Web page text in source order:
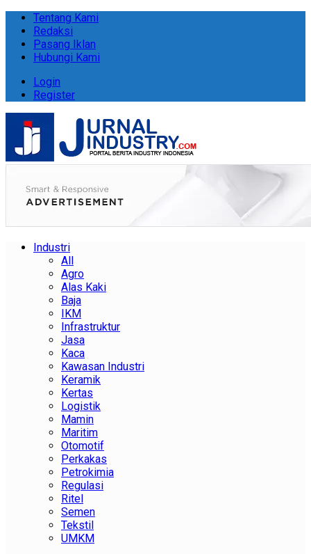
Tentang Kami
Redaksi
Pasang Iklan
Hubungi Kami
Login
Register
Industri
All
Agro
Alas Kaki
Baja
IKM
Infrastruktur
Jasa
Kaca
Kawasan Industri
Keramik
Kertas
Logistik
Mamin
Maritim
Otomotif
Perkakas
Petrokimia
Regulasi
Ritel
Semen
Tekstil
UMKM